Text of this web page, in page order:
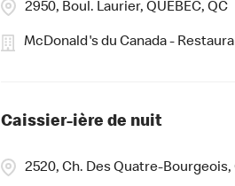
2950, Boul. Laurier, QUEBEC, QC
McDonald's du Canada -
Caissier-ière de nuit
2520, Ch. Des Quatre-Bourgeois,